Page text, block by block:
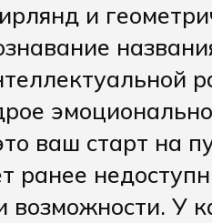
и
ваш старт на
ранее
У